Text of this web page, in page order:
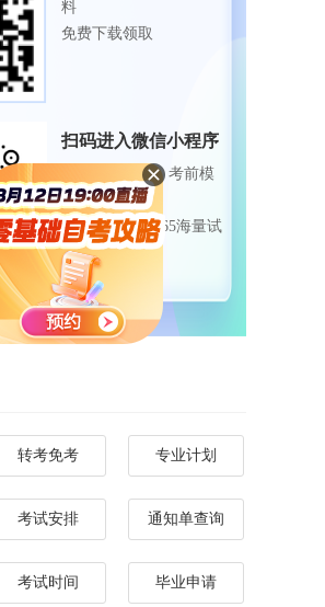
料
免费下载领取
扫码进入微信小程序
每日练题巩固、考前模
拟实战
免费体验自考365海量试
题
转考免考 专业计划
考试安排 通知单查询
考试时间 毕业申请